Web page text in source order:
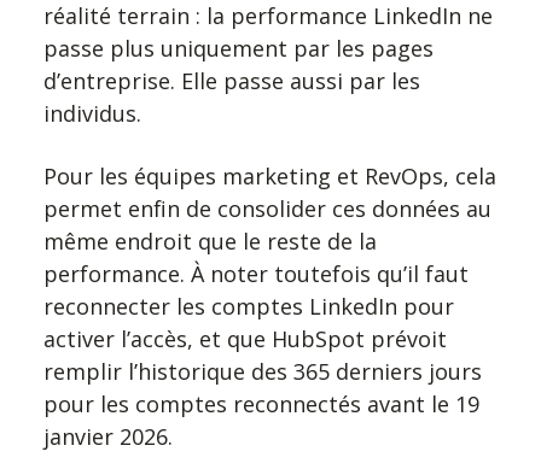
réalité terrain : la performance LinkedIn ne
passe plus uniquement par les pages
d’entreprise. Elle passe aussi par les
individus.
Pour les équipes marketing et RevOps, cela
permet enfin de consolider ces données au
même endroit que le reste de la
performance. À noter toutefois qu’il faut
reconnecter les comptes LinkedIn pour
activer l’accès, et que HubSpot prévoit
remplir l’historique des 365 derniers jours
pour les comptes reconnectés avant le 19
janvier 2026.